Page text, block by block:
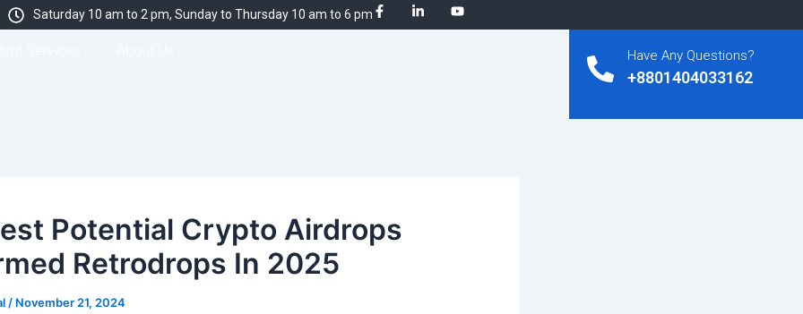
Saturday 10 am to 2 pm, Sunday to Thursday 10 am to 6 pm
Have Any Questions?
+8801404033162
Potential Crypto Airdrops
Retrodrops In 2025
/ November 21, 2024